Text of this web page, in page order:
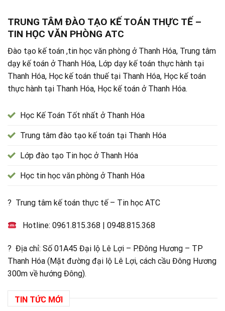
TRUNG TÂM ĐÀO TẠO KẾ TOÁN THỰC TẾ –
TIN HỌC VĂN PHÒNG ATC
Đào tạo kế toán ,tin học văn phòng ở Thanh Hóa, Trung tâm
dạy kế toán ở Thanh Hóa, Lớp dạy kế toán thực hành tại
Thanh Hóa, Học kế toán thuế tại Thanh Hóa, Học kế toán
thực hành tại Thanh Hóa, Học kế toán ở Thanh Hóa.
Học Kế Toán Tốt nhất ở Thanh Hóa
Trung tâm đào tạo kế toán tại Thanh Hóa
Lớp đào tạo Tin học ở Thanh Hóa
Học tin học văn phòng ở Thanh Hóa
? Trung tâm kế toán thực tế – Tin học ATC
Hotline:0961.815.368 |0948.815.368
? Địa chỉ: Số 01A45 Đại lộ Lê Lợi – P.Đông Hương – TP
Thanh Hóa (Mặt đường đại lộ Lê Lợi, cách cầu Đông Hương
300m về hướng Đông).
TIN TỨC MỚI